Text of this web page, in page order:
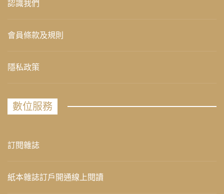
認識我們
會員條款及規則
隱私政策
數位服務
訂閱雜誌
紙本雜誌訂戶開通線上閱讀